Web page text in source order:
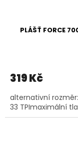
PLÁŠŤ FORCE
319 Kč
alternativní
33 TPImaximální